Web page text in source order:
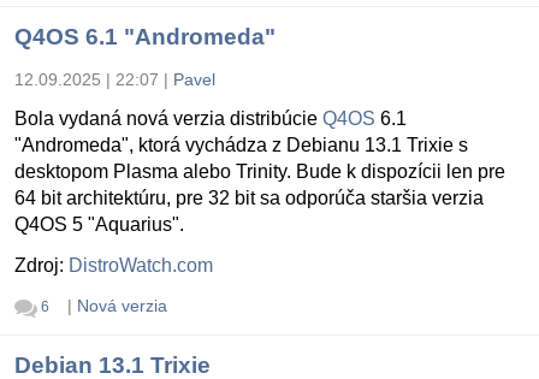
Q4OS 6.1 "Andromeda"
12.09.2025 | 22:07 | Pavel
Bola vydaná nová verzia distribúcie Q4OS 6.1
"Andromeda", ktorá vychádza z Debianu 13.1 Trixie s
desktopom Plasma alebo Trinity. Bude k dispozícii len pre
64 bit architektúru, pre 32 bit sa odporúča staršia verzia
Q4OS 5 "Aquarius".
Zdroj: DistroWatch.com
6 | Nová verzia
Debian 13.1 Trixie